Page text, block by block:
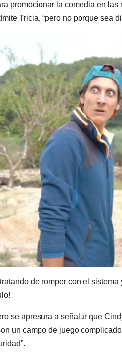
promocionar la comedia en
Tricia, “pero no porque sea
de romper con el
se apresura a señalar que
un campo de juego